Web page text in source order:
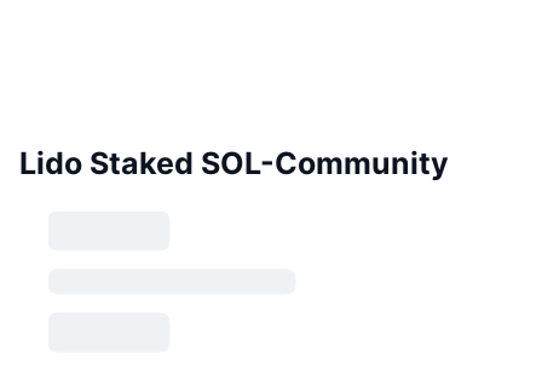
Lido Staked SOL-Community